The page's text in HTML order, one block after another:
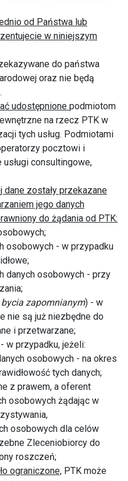
od Państwa lub
w niniejszym
do państwa
oraz nie będą
udostępnione podmiotom
na rzecz PTK w
tych usług. Podmiotami
pocztowi i
consultingowe,
zostały przekazane
jego danych
do żądania od PTK:
osobowych - w przypadku
danych osobowych - przy
zapomnianym) - w
nie są już niezbędne do
i przetwarzane;
w przypadku, jeżeli:
osobowych - na okres
tych danych;
z prawem, a oferent
osobowych żądając w
osobowych dla celów
Zleceniobiorcy do
roszczeń;
ograniczone, PTK może